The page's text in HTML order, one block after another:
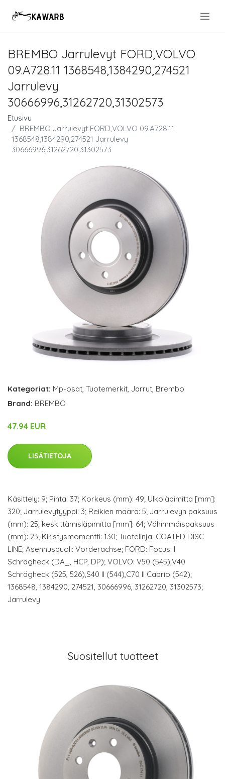
BREMBO Jarrulevyt FORD,VOLVO
09.A728.11 1368548,1384290,274521
Jarrulevy
30666996,31262720,31302573
Etusivu
BREMBO Jarrulevyt FORD,VOLVO 09.A728.11
1368548,1384290,274521 Jarrulevy
30666996,31262720,31302573
Kategoriat: Mp-osat, Tuotemerkit, Jarrut, Brembo
Brand: BREMBO
47.94 EUR
LISÄTIETOJA
Käsittely: 9; Pinta: 37; Korkeus (mm): 49; Ulkoläpimitta [mm]:
320; Jarrulevytyyppi: 3; Reikien määrä: 5; Jarrulevyn paksuus
(mm): 25; keskittämisläpimitta [mm]: 64; Vähimmäispaksuus
(mm): 23; Kiristysmomentti: 130; Tuotelinja: COATED DISC
LINE; Asennuspuoli: Vorderachse; FORD: Focus II
Schrägheck (DA_, HCP, DP); VOLVO: V50 (545),V40
Schrägheck (525, 526),S40 II (544),C70 II Cabrio (542);
1368548, 1384290, 274521, 30666996, 31262720, 31302573;
Jarrulevy
Suositellut tuotteet